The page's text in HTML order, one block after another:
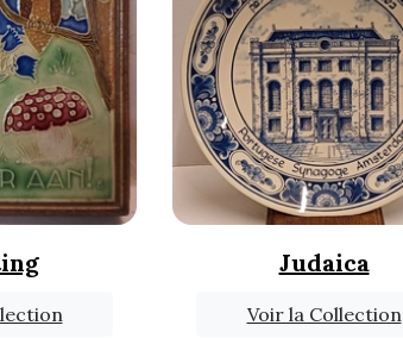
Judaica
Voir la Collection